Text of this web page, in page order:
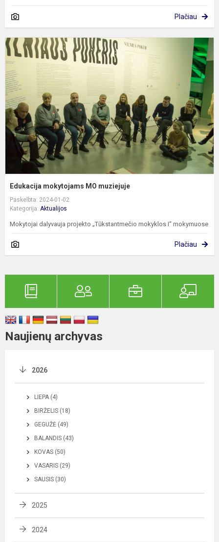
Plačiau
Edukacija mokytojams MO muziejuje
Paskelbta: 2024-01-02
Kategorija: Aktualijos
Mokytojai dalyvauja projekto „Tūkstantmečio mokyklos I“ mokymuose
Plačiau
Naujienų archyvas
2026
LIEPA (4)
BIRŽELIS (18)
GEGUŽĖ (49)
BALANDIS (43)
KOVAS (50)
VASARIS (29)
SAUSIS (30)
2025
2024